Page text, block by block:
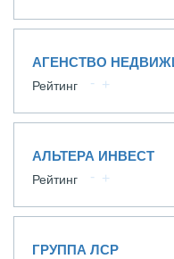
АГЕНСТВО
Рейтинг
АЛЬТЕРА ИНВЕСТ
Рейтинг
ГРУППА ЛСР